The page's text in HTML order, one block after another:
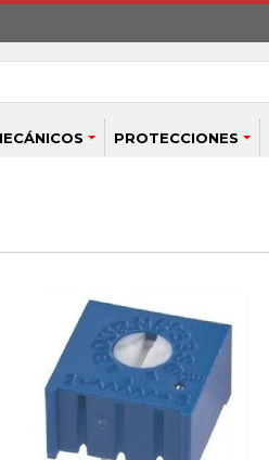
PROTECCIONES